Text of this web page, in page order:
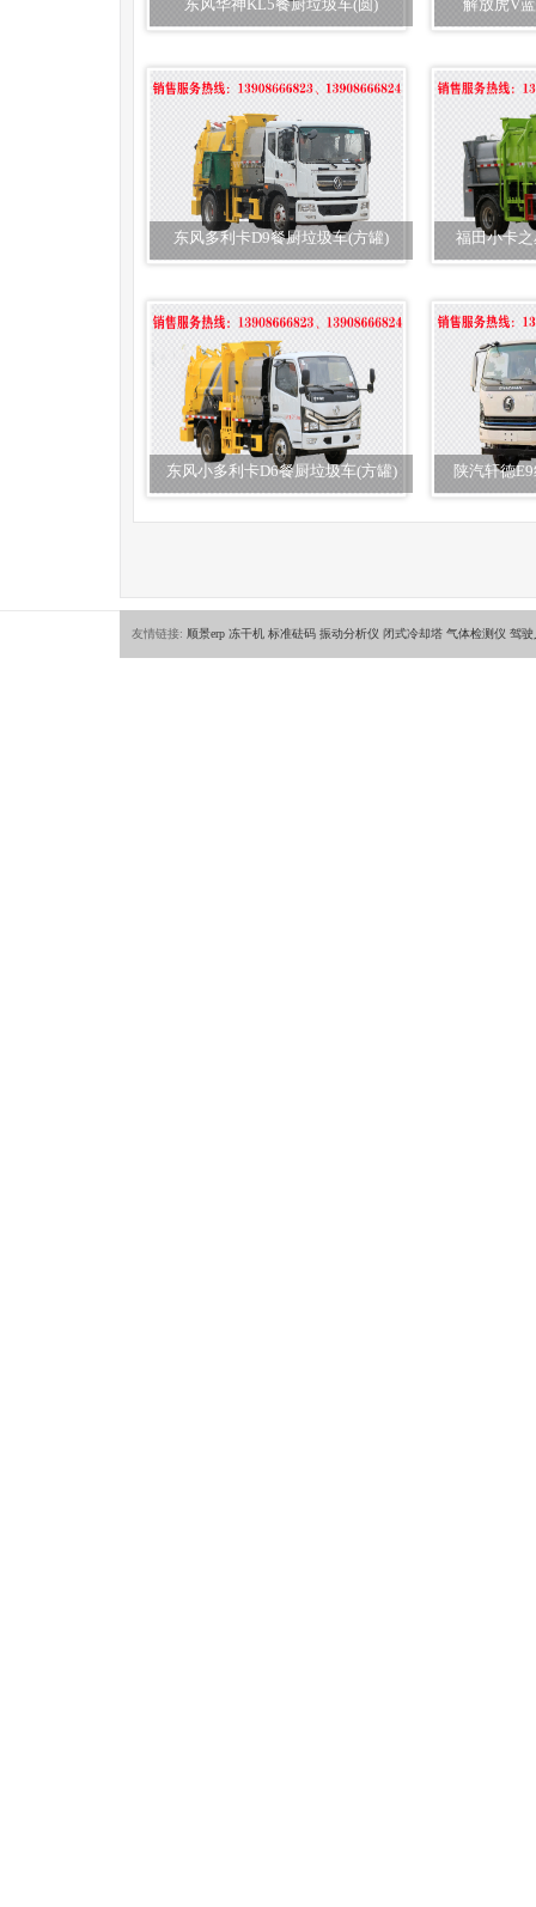
东风华神KL5餐厨垃圾车(圆) 解放虎V
东风多利卡D9餐厨垃圾车(方罐) 福田小卡
东风小多利卡D6餐厨垃圾车(方罐) 陕汽轩德
友情链接: 顺景erp 冻干机 标准砝码 振动分析仪 闭式冷却塔 气体检测仪 驾驶